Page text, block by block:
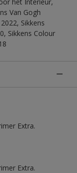
Van Gogh
Sikkens
Sikkens Colour
Extra.
Extra.